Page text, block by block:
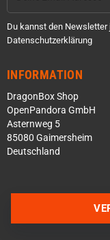
Du kannst den
Datenschutzerklärung
INFORMATION
DragonBox Shop
OpenPandora GmbH
Asternweg 5
85080 Gaimersheim
Deutschland